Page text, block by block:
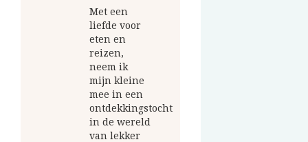
Met een
liefde voor
eten en
reizen,
neem ik
mijn kleine
mee in een
ontdekkingstocht
in de wereld
van lekker